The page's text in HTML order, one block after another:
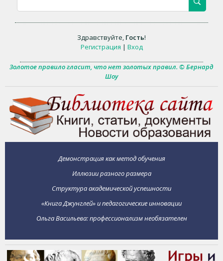
Здравствуйте, Гость!
Регистрация | Вход
Золотое правило гласит, что нет золотых правил. © Бернард
Шоу
Демонстрация как метод обучения
Иллюзии разного размера
Структура академической успешности
«Книга Джунглей» и педагогические инновации
Ольга Васильева: профессионализм необязателен